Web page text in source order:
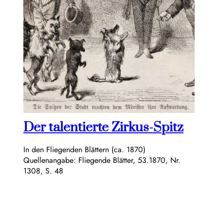
Der talentierte Zirkus-Spitz
In den Fliegenden Blättern (ca. 1870)
Quellenangabe: Fliegende Blätter, 53.1870, Nr.
1308, S. 48